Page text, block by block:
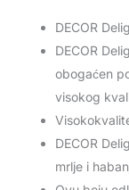
DECOR
DECOR
obogaćen
visokog
DECOR
mrlje i